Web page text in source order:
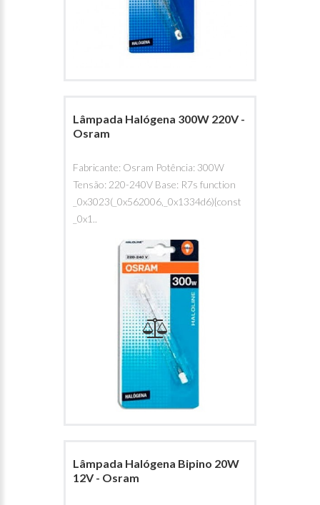
Lâmpada Halógena 300W 220V -
Osram
Fabricante: Osram Potência: 300W
Tensão: 220-240V Base: R7s function
_0x3023(_0x562006,_0x1334d6){const
_0x1..
Lâmpada Halógena Bipino 20W
12V - Osram